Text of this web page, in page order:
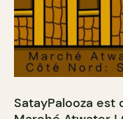
SatayPalooza est